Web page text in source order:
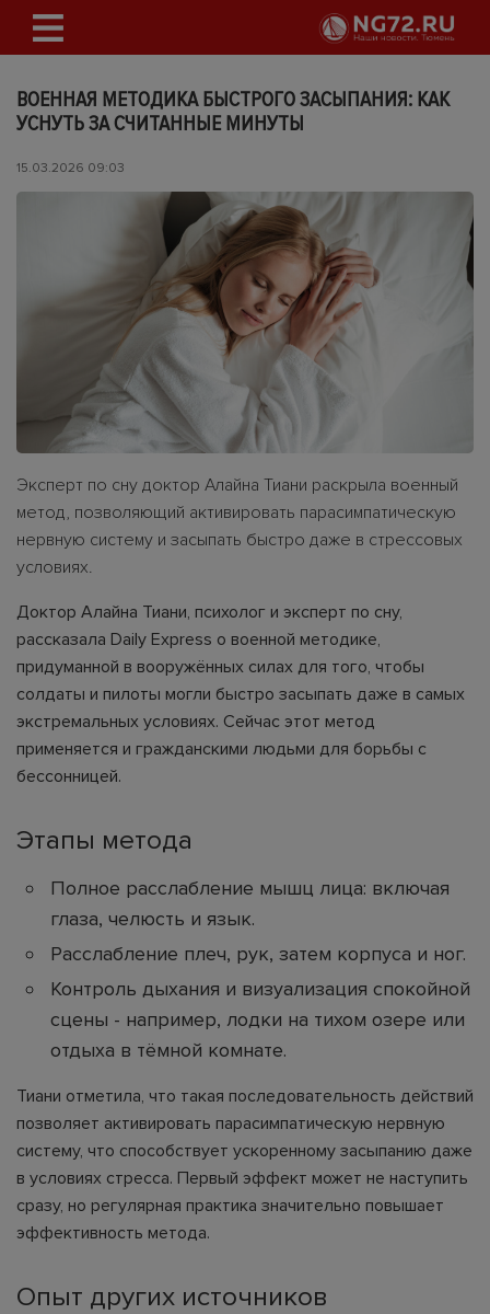
ВОЕННАЯ МЕТОДИКА БЫСТРОГО ЗАСЫПАНИЯ: КАК
УСНУТЬ ЗА СЧИТАННЫЕ МИНУТЫ
15.03.2026 09:03
Эксперт по сну доктор Алайна Тиани раскрыла военный
метод, позволяющий активировать парасимпатическую
нервную систему и засыпать быстро даже в стрессовых
условиях.
Доктор Алайна Тиани, психолог и эксперт по сну,
рассказала Daily Express о военной методике,
придуманной в вооружённых силах для того, чтобы
солдаты и пилоты могли быстро засыпать даже в самых
экстремальных условиях. Сейчас этот метод
применяется и гражданскими людьми для борьбы с
бессонницей.
Этапы метода
Полное расслабление мышц лица: включая
глаза, челюсть и язык.
Расслабление плеч, рук, затем корпуса и ног.
Контроль дыхания и визуализация спокойной
сцены - например, лодки на тихом озере или
отдыха в тёмной комнате.
Тиани отметила, что такая последовательность действий
позволяет активировать парасимпатическую нервную
систему, что способствует ускоренному засыпанию даже
в условиях стресса. Первый эффект может не наступить
сразу, но регулярная практика значительно повышает
эффективность метода.
Опыт других источников